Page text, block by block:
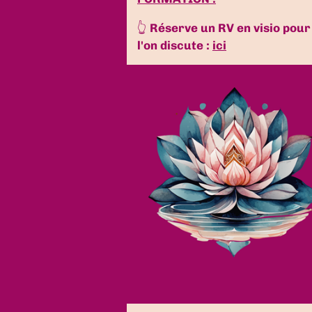
👆 Réserve un RV en visio
l'on discute : ici